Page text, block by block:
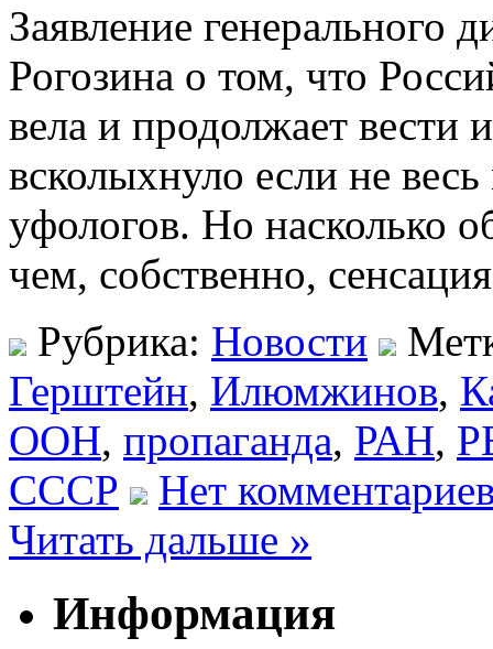
Заявление генерального
Рогозина о том, что
вела и продолжает вести
всколыхнуло если не
уфологов. Но насколько
чем, собственно,
Рубрика: Новости
Герштейн, Илюмжинов,
ООН, пропаганда, РАН,
СССР
Нет
Читать дальше »
Информация